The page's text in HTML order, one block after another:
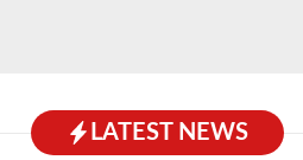
LATEST NEWS